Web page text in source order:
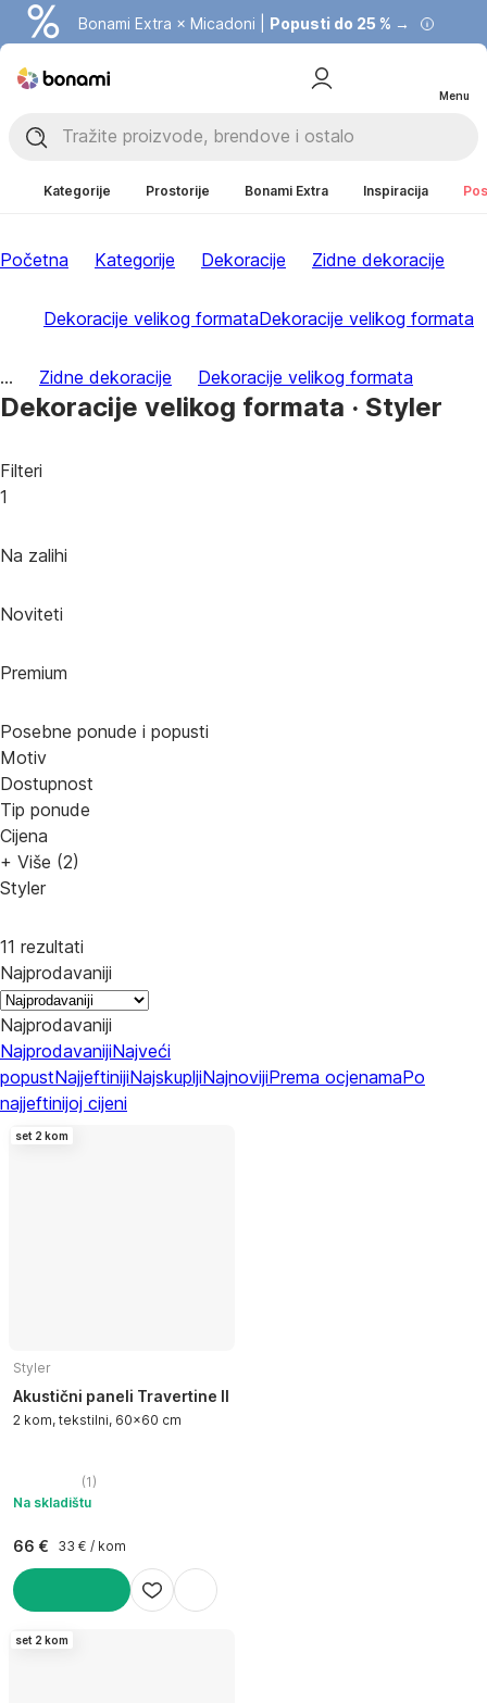
Bonami Extra × Micadoni | Popusti do 25 % →
Menu
Kategorije Prostorije Bonami Extra Inspiracija
Početna Kategorije Dekoracije Zidne dekoracije
Dekoracije velikog formataDekoracije velikog formata
... Zidne dekoracije Dekoracije velikog formata
Dekoracije velikog formata · Styler
Filteri
1
Na zalihi
Noviteti
Premium
Posebne ponude i popusti
Motiv
Dostupnost
Tip ponude
Cijena
+ Više (2)
Styler
11 rezultati
Najprodavaniji
Najprodavaniji
NajprodavanijiNajveći
popustNajjeftinijiNajskupljiNajnovijiPrema ocjenamaPo
najjeftinijoj cijeni
set 2 kom
Styler
Akustični paneli Travertine II
2 kom, tekstilni, 60x60 cm
(1 )
Na skladištu
66 € 33 € / kom
set 2 kom